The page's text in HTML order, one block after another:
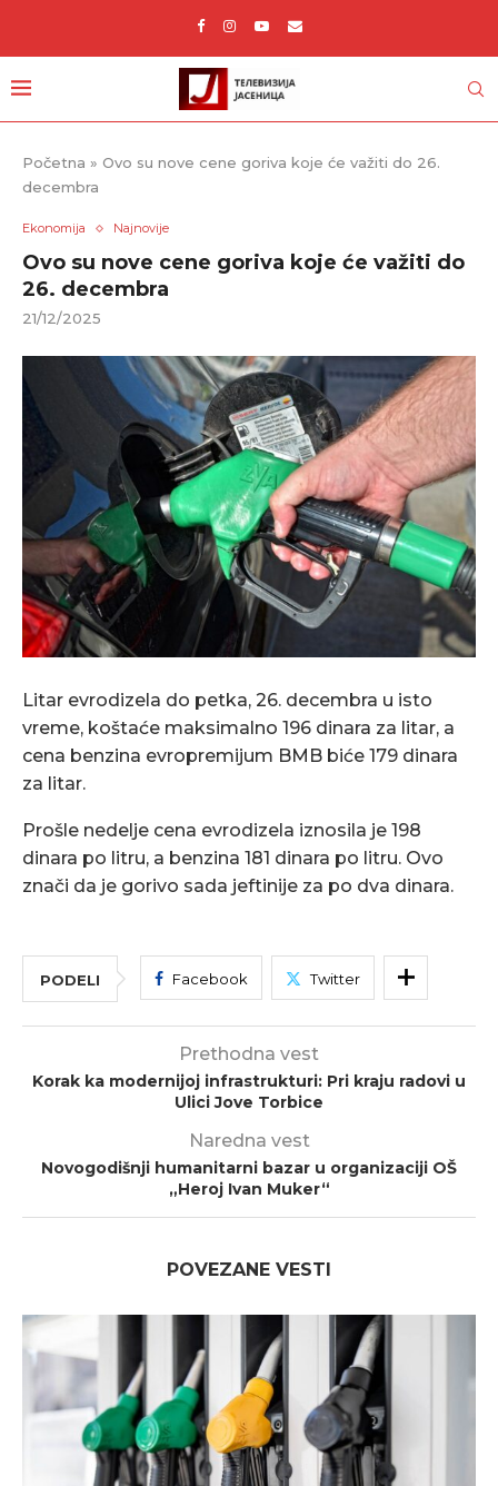
Početna » Ovo su nove cene goriva koje će važiti do 26.
decembra
Ekonomija Najnovije
Ovo su nove cene goriva koje će važiti do
26. decembra
21/12/2025
Litar evrodizela do petka, 26. decembra u isto
vreme, koštaće maksimalno 196 dinara za litar, a
cena benzina evropremijum BMB biće 179 dinara
za litar.
Prošle nedelje cena evrodizela iznosila je 198
dinara po litru, a benzina 181 dinara po litru. Ovo
znači da je gorivo sada jeftinije za po dva dinara.
PODELI Facebook Twitter
Prethodna vest
Korak ka modernijoj infrastrukturi: Pri kraju radovi u
Ulici Jove Torbice
Naredna vest
Novogodišnji humanitarni bazar u organizaciji OŠ
„Heroj Ivan Muker“
POVEZANE VESTI